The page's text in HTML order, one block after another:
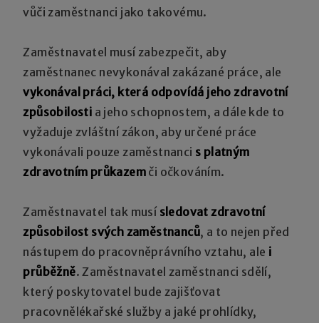
vůči zaměstnanci jako takovému.
Zaměstnavatel musí zabezpečit, aby
zaměstnanec nevykonával zakázané práce, ale
vykonával práci, která odpovídá jeho zdravotní
způsobilosti a jeho schopnostem, a dále kde to
vyžaduje zvláštní zákon, aby určené práce
vykonávali pouze zaměstnanci s platným
zdravotním průkazem či očkováním.
Zaměstnavatel tak musí sledovat zdravotní
způsobilost svých zaměstnanců, a to nejen před
nástupem do pracovněprávního vztahu, ale i
průběžně. Zaměstnavatel zaměstnanci sdělí,
který poskytovatel bude zajišťovat
pracovnělékařské služby a jaké prohlídky,